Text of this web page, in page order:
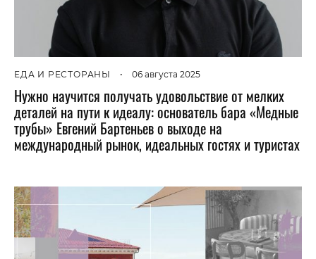
ЕДА И РЕСТОРАНЫ • 06 августа 2025
Нужно научится получать удовольствие от мелких
деталей на пути к идеалу: основатель бара «Медные
трубы» Евгений Бартеньев о выходе на
международный рынок, идеальных гостях и туристах